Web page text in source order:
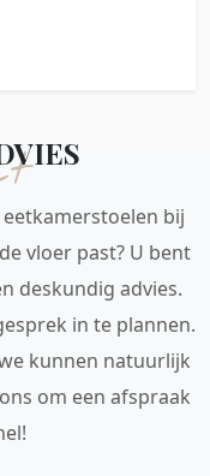
bij
vloer past? U bent
deskundig advies.
in te plannen.
kunnen natuurlijk
om een afspraak